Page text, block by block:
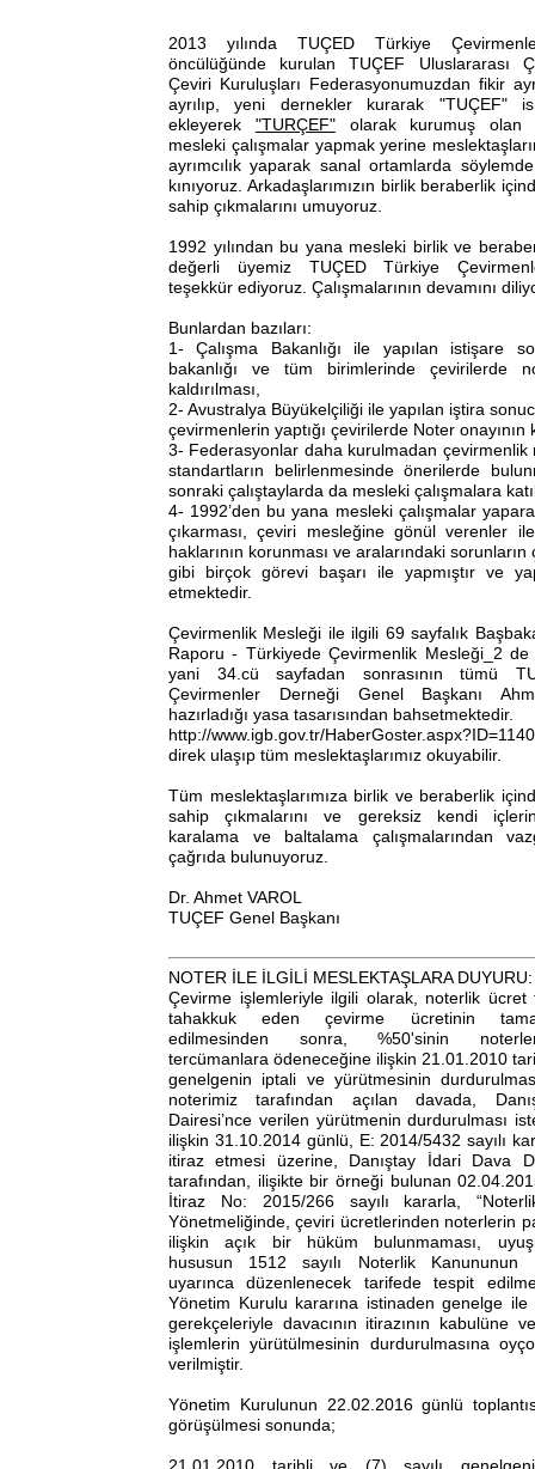
2013 yılında TUÇED Türkiye
öncülüğünde kurulan TUÇEF Uluslararası
Çeviri Kuruluşları Federasyonumuzdan fikir
ayrılıp, yeni dernekler kurarak "TUÇEF"
ekleyerek "TURÇEF"olarak kurumuş olan
mesleki çalışmalar yapmak yerine
ayrımcılık yaparak sanal ortamlarda söylemde
kınıyoruz. Arkadaşlarımızın birlik beraberlik
sahip çıkmalarını umuyoruz.
1992 yılından bu yana mesleki birlik ve
değerli üyemiz TUÇED Türkiye
teşekkür ediyoruz. Çalışmalarının devamını
Bunlardan bazıları:
1- Çalışma Bakanlığı ile yapılan istişare
bakanlığı ve tüm birimlerinde çevirilerde
kaldırılması,
2- Avustralya Büyükelçiliği ile yapılan iştira
çevirmenlerin yaptığı çevirilerde Noter onayının
3- Federasyonlar daha kurulmadan çevirmenlik
standartların belirlenmesinde önerilerde
sonraki çalıştaylarda da mesleki çalışmalara
4- 1992’den bu yana mesleki çalışmalar
çıkarması, çeviri mesleğine gönül verenler
haklarının korunması ve aralarındaki sorunların
gibi birçok görevi başarı ile yapmıştır ve
etmektedir.
Çevirmenlik Mesleği ile ilgili 69 sayfalık
Raporu - Türkiyede Çevirmenlik Mesleği_2 de
yani 34.cü sayfadan sonrasının tümü
Çevirmenler Derneği Genel Başkanı
hazırladığı yasa tasarısından bahsetmektedir.
http://www.igb.gov.tr/
direk ulaşıp tüm meslektaşlarımız okuyabilir.
Tüm meslektaşlarımıza birlik ve beraberlik
sahip çıkmalarını ve gereksiz kendi
karalama ve baltalama çalışmalarından
çağrıda bulunuyoruz.
Dr. Ahmet VAROL
TUÇEF Genel Başkanı
NOTER İLE İLGİLİ MESLEKTAŞLARA DUYURU:
Çevirme işlemleriyle ilgili olarak, noterlik ücret
tahakkuk eden çevirme ücretinin
edilmesinden sonra, %50'sinin
tercümanlara ödeneceğine ilişkin 21.01.2010
genelgenin iptali ve yürütmesinin
noterimiz tarafından açılan davada,
Dairesi’nce verilen yürütmenin durdurulması
ilişkin 31.10.2014 günlü, E: 2014/5432 sayılı
itiraz etmesi üzerine, Danıştay İdari Dava
tarafından, ilişikte bir örneği bulunan
İtiraz No: 2015/266 sayılı kararla,
Yönetmeliğinde, çeviri ücretlerinden noterlerin
ilişkin açık bir hüküm bulunmaması,
hususun 1512 sayılı Noterlik Kanununun
uyarınca düzenlenecek tarifede tespit
Yönetim Kurulu kararına istinaden genelge ile
gerekçeleriyle davacının itirazının kabulüne
işlemlerin yürütülmesinin durdurulmasına
verilmiştir.
Yönetim Kurulunun 22.02.2016 günlü
görüşülmesi sonunda;